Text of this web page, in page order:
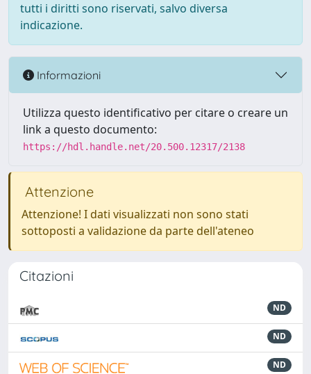
tutti i diritti sono riservati, salvo diversa
indicazione.
Informazioni
Utilizza questo identificativo per citare o creare un
link a questo documento:
https://hdl.handle.net/20.500.12317/2138
Attenzione
Attenzione! I dati visualizzati non sono stati
sottoposti a validazione da parte dell'ateneo
Citazioni
ND
ND
ND